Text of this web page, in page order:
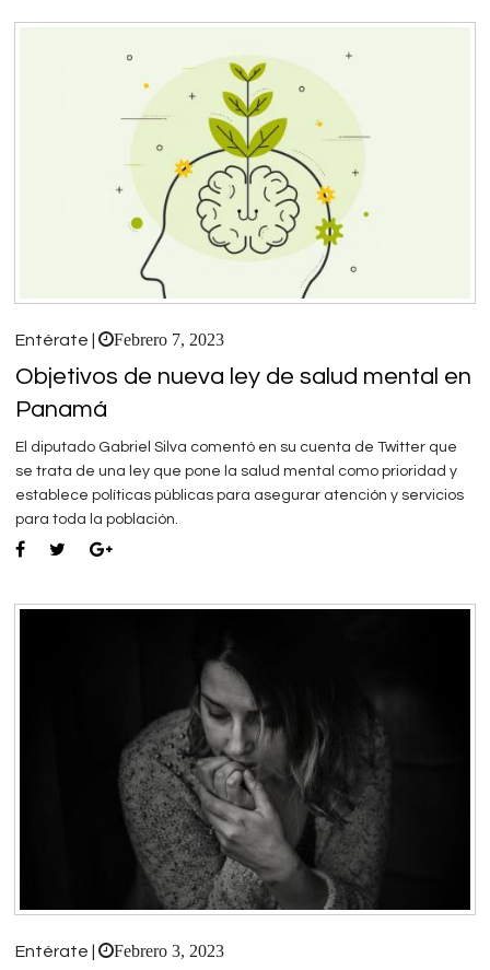
Entérate | Febrero 7, 2023
Objetivos de nueva ley de salud mental en
Panamá
El diputado Gabriel Silva comentó en su cuenta de Twitter que
se trata de una ley que pone la salud mental como prioridad y
establece políticas públicas para asegurar atención y servicios
para toda la población.
Entérate | Febrero 3, 2023